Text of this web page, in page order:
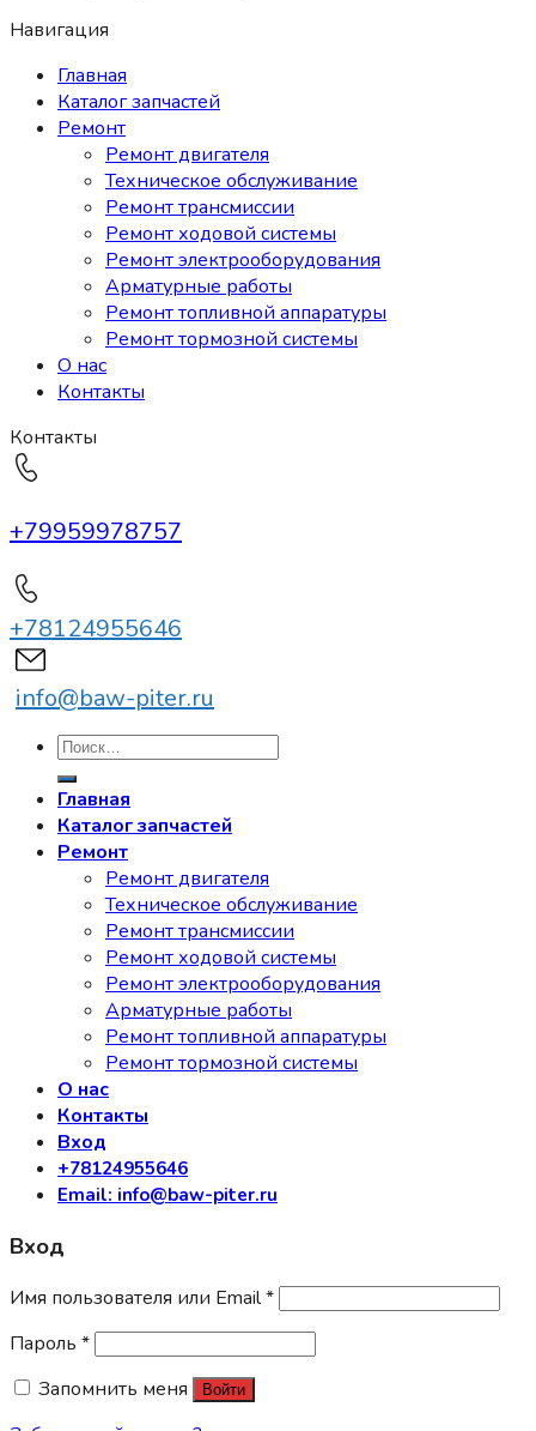
Навигация
Главная
Каталог запчастей
Ремонт
Ремонт двигателя
Техническое обслуживание
Ремонт трансмиссии
Ремонт ходовой системы
Ремонт электрооборудования
Арматурные работы
Ремонт топливной аппаратуры
Ремонт тормозной системы
О нас
Контакты
Контакты
+79959978757
+78124955646
info@baw-piter.ru
Искать:
Главная
Каталог запчастей
Ремонт
Ремонт двигателя
Техническое обслуживание
Ремонт трансмиссии
Ремонт ходовой системы
Ремонт электрооборудования
Арматурные работы
Ремонт топливной аппаратуры
Ремонт тормозной системы
О нас
Контакты
Вход
+78124955646
Email: info@baw-piter.ru
Вход
Имя пользователя или Email*
Пароль *
Запомнить меня
Войти